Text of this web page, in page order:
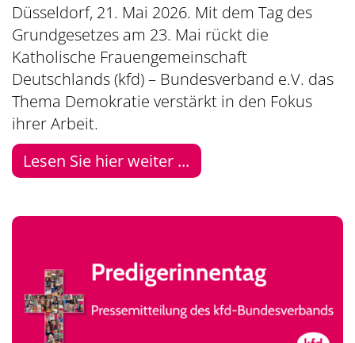
Düsseldorf, 21. Mai 2026. Mit dem Tag des
Grundgesetzes am 23. Mai rückt die
Katholische Frauengemeinschaft
Deutschlands (kfd) – Bundesverband e.V. das
Thema Demokratie verstärkt in den Fokus
ihrer Arbeit.
Lesen Sie hier weiter ...